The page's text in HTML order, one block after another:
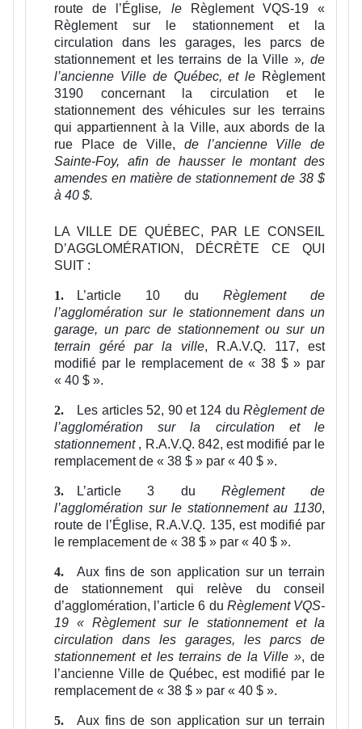
route de l’Église, le
Règlement VQS-19 «
Règlement sur le stationnement et la
circulation dans les garages, les parcs de
stationnement et les terrains de la Ville », de
l’ancienne Ville de Québec, et le Règlement
3190 concernant la circulation et le
stationnement des véhicules sur les terrains
qui appartiennent à la Ville, aux abords de la
rue Place de Ville, de l’ancienne Ville de
Sainte-Foy, afin de hausser le montant des
amendes en matière de stationnement de 38 $
à 40 $.
LA VILLE DE QUÉBEC, PAR LE CONSEIL
D’AGGLOMÉRATION, DÉCRÈTE CE QUI
SUIT :
1. L’article 10 du Règlement de
l’agglomération sur le stationnement dans un
garage, un parc de stationnement ou sur un
terrain géré par la ville, R.A.V.Q. 117, est
modifié par le remplacement de « 38 $ » par
« 40 $ ».
2. Les articles 52, 90 et 124 duRèglement de
l’agglomération sur la circulation et le
stationnement, R.A.V.Q. 842, est modifié par le
remplacement de « 38 $ » par « 40 $ ».
3. L’article 3 du Règlement de
l’agglomération sur le stationnement au 1130,
route de l’Église, R.A.V.Q. 135, est modifié par
le remplacement de « 38 $ » par « 40 $ ».
4.
Aux fins de son application sur un terrain
de stationnement qui relève du conseil
d’agglomération, l’article 6 du Règlement VQS-
19 « Règlement sur le stationnement et la
circulation dans les garages, les parcs de
stationnement et les terrains de la Ville », de
l’ancienne Ville de Québec, est modifié par le
remplacement de « 38 $ » par « 40 $ ».
5.
Aux fins de son application sur un terrain